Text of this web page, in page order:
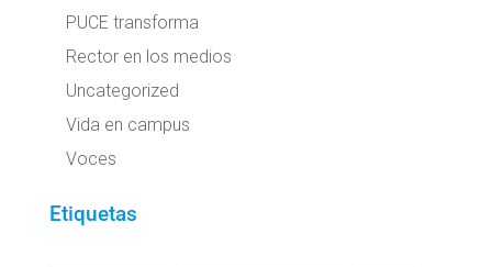
PUCE transforma
Rector en los medios
Uncategorized
Vida en campus
Voces
Etiquetas